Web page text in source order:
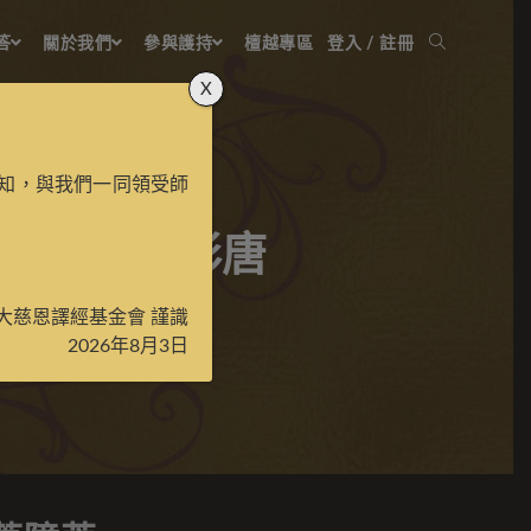
關於我們 參與護持 檀越專區 登入 / 註冊
障菩薩彩唐
，與我們一同領受師
慈恩譯經基金會 謹識
2026年8月3日
X